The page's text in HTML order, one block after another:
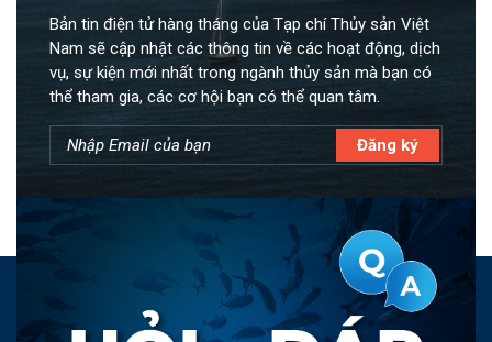
Bản tin điện tử hàng tháng của Tạp chí Thủy sản Việt
Nam sẽ cập nhật các thông tin về các hoạt động, dịch
vụ, sự kiện mới nhất trong ngành thủy sản mà bạn có
thể tham gia, các cơ hội bạn có thể quan tâm.